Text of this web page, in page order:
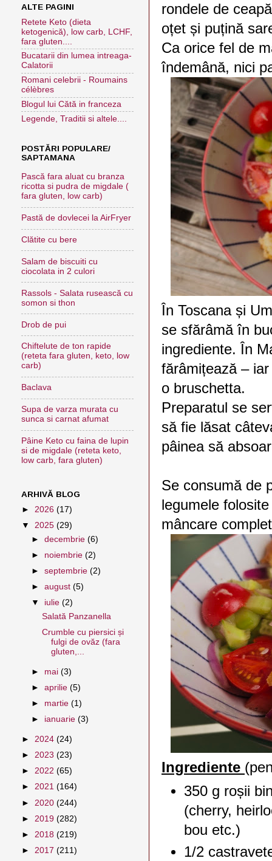
rondele de
oțet și puțină
Ca orice fel de
îndemână, nici
În Toscana și
se sfărâmă în
ingrediente. În
fărâmițează –
o bruschetta.
Preparatul se
să fie lăsat
pâinea să
Se consumă de
legumele
mâncare
Ingrediente
350 g roșii
(cherry,
bou etc.)
1/2
ALTE PAGINI
Retete Keto (dieta
ketogenică), low carb, LCHF,
fara gluten....
Bucatarii din lumea intreaga-
Calatorii
Romani celebrii - Roumains
célèbres
Blogul lui Cătă in franceza
Legende, Traditii si altele....
POSTĂRI POPULARE/
SAPTAMANA
Pască fara aluat cu branza
ricotta si pudra de migdale (
fara gluten, low carb)
Pastă de dovlecei la AirFryer
Clătite cu bere
Salam de biscuiti cu
ciocolata in 2 culori
Rassols - Salata rusească cu
somon si thon
Drob de pui
Chiftelute de ton rapide
(reteta fara gluten, keto, low
carb)
Baclava
Supa de varza murata cu
sunca si carnat afumat
Pâine Keto cu faina de lupin
si de migdale (reteta keto,
low carb, fara gluten)
ARHIVĂ BLOG
► 2026 (17)
▼ 2025 (29)
►decembrie(6)
► noiembrie(2)
►septembrie(2)
►august(5)
▼ iulie(2)
Salată Panzanella
Crumble cu piersici și
fulgi de ovăz (fara
gluten,...
► mai(3)
►aprilie(5)
► martie(1)
► ianuarie(3)
► 2024 (24)
► 2023 (23)
► 2022 (65)
► 2021 (164)
► 2020 (244)
► 2019 (282)
► 2018 (219)
► 2017 (211)